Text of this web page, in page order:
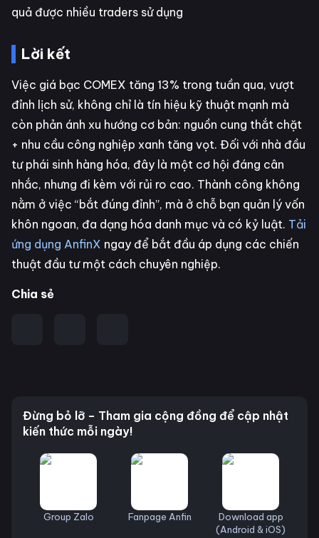
quả được nhiều traders sử dụng
Lời kết
Việc giá bạc COMEX tăng 13% trong tuần qua, vượt
đỉnh lịch sử, không chỉ là tín hiệu kỹ thuật mạnh mà
còn phản ánh xu hướng cơ bản: nguồn cung thắt chặt
+ nhu cầu công nghiệp xanh tăng vọt. Đối với nhà đầu
tư phái sinh hàng hóa, đây là một cơ hội đáng cân
nhắc, nhưng đi kèm với rủi ro cao. Thành công không
nằm ở việc “bắt đúng đỉnh”, mà ở chỗ bạn quản lý vốn
khôn ngoan, đa dạng hóa danh mục và có kỷ luật. Tải
ứng dụng AnfinX ngay để bắt đầu áp dụng các chiến
thuật đầu tư một cách chuyên nghiệp.
Chia sẻ
Đừng bỏ lỡ – Tham gia cộng đồng để cập nhật
kiến thức mỗi ngày!
Group Zalo Fanpage Anfin
Download app
(Android & iOS)